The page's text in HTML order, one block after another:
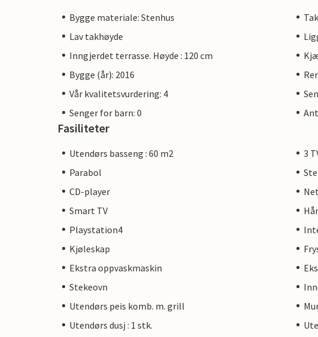
Bygge materiale: Stenhus
Lav takhøyde
Inngjerdet terrasse. Høyde : 120 cm
Bygge (år): 2016
Vår kvalitetsvurdering: 4
Senger for barn: 0
Fasiliteter
Utendørs basseng : 60 m2
3
Parabol
CD-player
Smart TV
Playstation4
Kjøleskap
Ekstra oppvaskmaskin
Stekeovn
Utendørs peis komb. m. grill
Utendørs dusj : 1 stk.